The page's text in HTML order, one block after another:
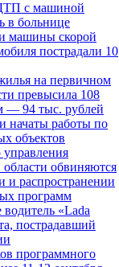
с машиной
в больнице
машины скорой
пострадали 10
на первичном
превысила 108
— 94 тыс. рублей
начаты работы по
объектов
управления
обвиняются
и распространении
программ
«Lada
пострадавший
программного